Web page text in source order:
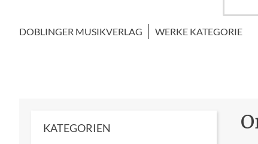
DOBLINGER MUSIKVERLAG WERKE KATEGORIE
KATEGORIEN